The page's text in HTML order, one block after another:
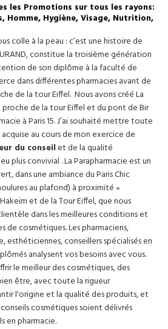
les Promotions sur tous les rayons:
Homme, Hygiène, Visage, Nutrition,
colle à la peau : c’est une histoire de
constitue la troisième génération
de son diplôme à la faculté de
dans différentes pharmacies avant de
de la tour Eiffel. Nous avons créé La
proche de la tourEiffelet du pont de Bir
à Paris 15. J’ai souhaité mettre toute
au cours de mon exercice de
du conseilet de la qualité
plus convivial . La Parapharmacie est un
dans une ambiance du Paris Chic
au plafond) à proximité »
et de la Tour Eiffel, que nous
dans les meilleures conditions et
de cosmétiques. Les pharmaciens,
esthéticiennes, conseillers spécialisés en
analysent vos besoins avec vous.
le meilleur des cosmétiques, des
être, avec toute la rigueur
l'origine et la qualité des produits, et
cosmétiques soient délivrés
en pharmacie.